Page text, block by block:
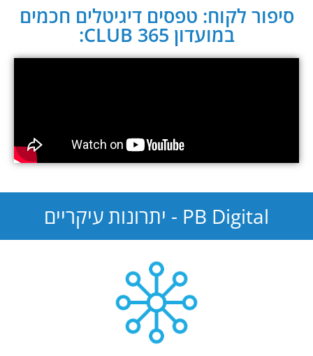
סיפור לקוח: טפסים דיגיטלים חכמים
במועדון CLUB 365:
PB Digital - יתרונות עיקריים